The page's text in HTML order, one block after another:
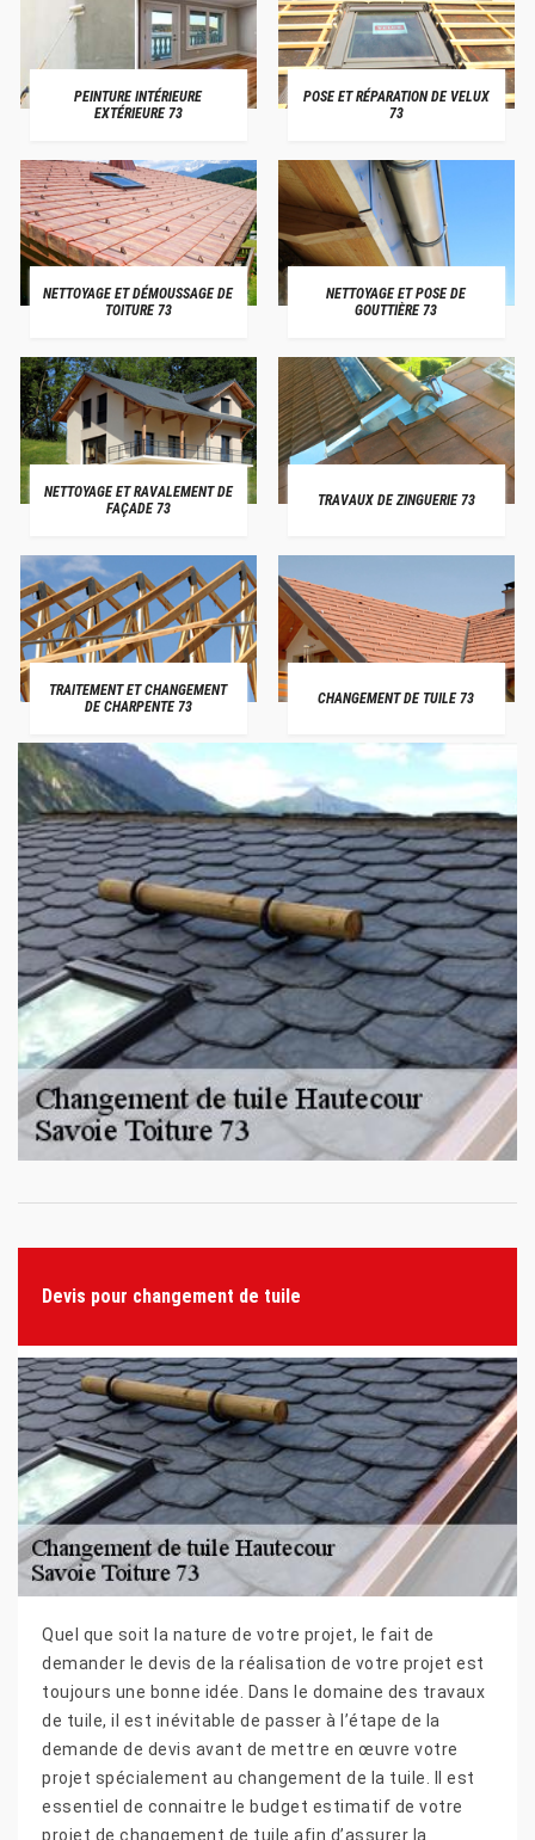
PEINTURE INTÉRIEURE
EXTÉRIEURE 73
POSE ET RÉPARATION DE VELUX
73
NETTOYAGE ET DÉMOUSSAGE DE
TOITURE 73
NETTOYAGE ET POSE DE
GOUTTIÈRE 73
NETTOYAGE ET RAVALEMENT DE
FAÇADE 73
TRAVAUX DE ZINGUERIE 73
TRAITEMENT ET CHANGEMENT
DE CHARPENTE 73
CHANGEMENT DE TUILE 73
Devis pour changement de tuile
Quel que soit la nature de votre projet, le fait de
demander le devis de la réalisation de votre projet est
toujours une bonne idée. Dans le domaine des travaux
de tuile, il est inévitable de passer à l’étape de la
demande de devis avant de mettre en œuvre votre
projet spécialement au changement de la tuile. Il est
essentiel de connaitre le budget estimatif de votre
projet de changement de tuile afin d’assurer la